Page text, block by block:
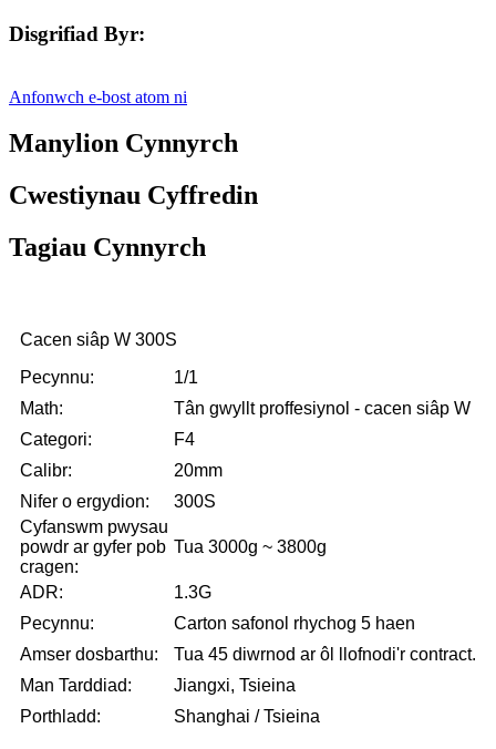
Disgrifiad Byr:
Anfonwch e-bost atom ni
Manylion Cynnyrch
Cwestiynau Cyffredin
Tagiau Cynnyrch
Cacen siâp W 300S
Pecynnu:
1/1
Math:
Tân gwyllt proffesiynol - cacen siâp W
Categori:
F4
Calibr:
20mm
Nifer o ergydion:
300S
Cyfanswm pwysau
powdr ar gyfer pob
cragen:
Tua 3000g ~ 3800g
ADR:
1.3G
Pecynnu:
Carton safonol rhychog 5 haen
Amser dosbarthu:
Tua 45 diwrnod ar ôl llofnodi'r contract.
Man Tarddiad:
Jiangxi, Tsieina
Porthladd:
Shanghai / Tsieina